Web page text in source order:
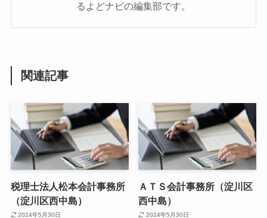
るよどナビの編集部です。
関連記事
税理士法人松本会計事務所
（淀川区西中島）
2024年5月30日
ＡＴＳ会計事務所（淀川区
西中島）
2024年5月30日